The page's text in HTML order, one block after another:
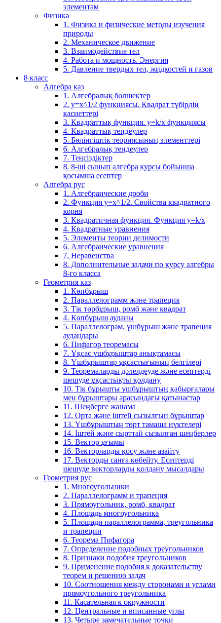
элементам
Физика
1. Физика и физические методы изучения
природы
2. Механическое движение
3. Взаимодействие тел
4. Работа и мощность. Энергия
5. Давление твердых тел, жидкостей и газов
8 класс
Алгебра каз
1. Алгебралық бөлшектер
2. у=х^1/2 функциясы. Квадрат түбірдің
қасиеттері
3. Квадраттық функция. у=k/x функциясы
4. Квадраттық теңдеулер
5. Бөлінгіштік теориясының элементтері
6. Алгебралық теңдеулер
7. Теңсіздіктер
8. 8-ші сынып алгебра курсы бойынша
қосымша есептер
Алгебра рус
1. Алгебраические дроби
2. Функция y=x^1/2. Свойства квадратного
корня
3. Квадратичная функция. Функция у=k/x
4. Квадратные уравнения
5. Элементы теории делимости
6. Алгебраические уравнения
7. Неравенства
8. Дополнительные задачи по курсу алгебры
8-го класса
Геометрия каз
1. Көпбұрыш
2. Параллелограмм және трапеция
3. Тік төрбұрыш, ромб және квадрат
4. Көпбұрыш ауданы
5. Параллелограм, үшбұрыш және трапеция
аудандары
6. Пифагор теоремасы
7. Ұқсас үшбұрыштар анықтамасы
8. Үшбұрыштар ұқсастығының белгілері
9. Теоремаларды дәлелдеуде және есептерді
шешуде ұқсастықты қолдану
10. Тік бұрышты үшбұрыштың қабырғалары
мен бұрыштары арасындағы қатынастар
11. Шеңберге жанама
12. Орта және іштей сызылғын бұрыштар
13. Үшбұрыштың төрт тамаша нүктелері
14. Іштей және сырттай сызылған шеңберлер
15. Вектор ұғымы
16. Векторларды қосу және азайту
17. Векторды санға көбейту. Есептерді
шешуде векторларды қолдану мысалдары
Геометрия рус
1. Многоугольники
2. Параллелограмм и трапеция
3. Прямоугольник, ромб, квадрат
4. Площадь многоугольника
5. Площади параллелограмма, треугольника
и трапеции
6. Теорема Пифагора
7. Определение подобных треугольников
8. Признаки подобия треугольников
9. Применение подобия к доказательству
теорем и решению задач
10. Соотношения между сторонами и углами
прямоугольного треугольника
11. Касательная к окружности
12. Центральные и вписанные углы
13. Четыре замечательные точки